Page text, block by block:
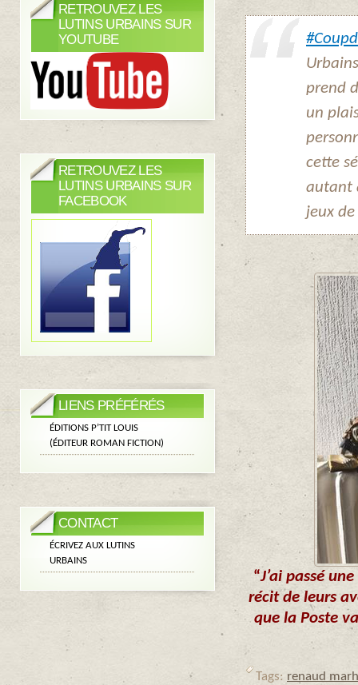
prend
un
cette
autant
jeux
“J’ai passé
récit de leurs
que la Poste
Tags: renaud
RETROUVEZ LES
LUTINS URBAINS SUR
YOUTUBE
RETROUVEZ LES
LUTINS URBAINS SUR
FACEBOOK
LIENS PRÉFÉRÉS
ÉDITIONS P’TIT LOUIS
(ÉDITEUR ROMAN FICTION)
CONTACT
ÉCRIVEZ AUX LUTINS
URBAINS